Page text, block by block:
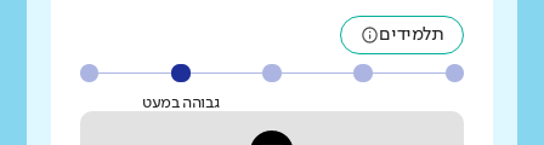
תלמידים
גבוהה במעט